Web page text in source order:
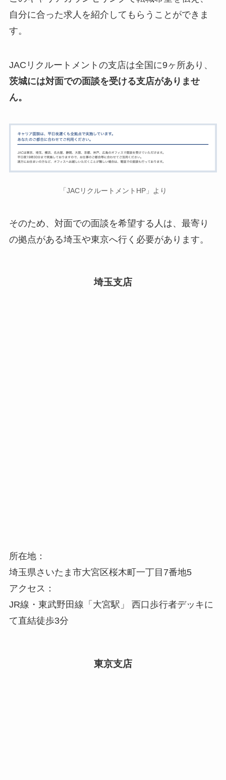
自分に合った求人を紹介してもらうことができま
す。
JACリクルートメントの支店は全国に9ヶ所あり、
茨城には対面での面談を受ける支店がありませ
ん。
「JACリクルートメントHP」より
そのため、対面での面談を希望する人は、最寄り
の拠点がある埼玉や東京へ行く必要があります。
埼玉支店
所在地：
埼玉県さいたま市大宮区桜木町一丁目7番地5
アクセス：
JR線・東武野田線「大宮駅」 西口歩行者デッキに
て直結徒歩3分
東京支店